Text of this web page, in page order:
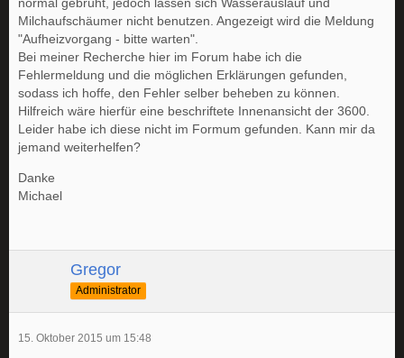
Milchaufschäumer nicht benutzen. Angezeigt wird die Meldung
"Aufheizvorgang - bitte warten".
Bei meiner Recherche hier im Forum habe ich die
Fehlermeldung und die möglichen Erklärungen gefunden,
sodass ich hoffe, den Fehler selber beheben zu können.
Hilfreich wäre hierfür eine beschriftete Innenansicht der 3600.
Leider habe ich diese nicht im Formum gefunden. Kann mir da
jemand weiterhelfen?
Danke
Michael
Gregor
Administrator
15. Oktober 2015 um 15:48